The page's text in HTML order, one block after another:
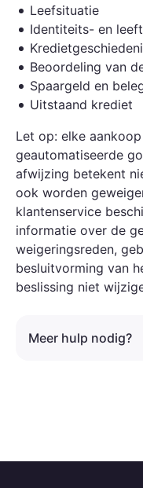
Leefsituatie
Identiteits- en
Beoordeling van
Spaargeld en
Uitstaand krediet
Let op: elke
geautomatiseerde
afwijzing betekent
ook worden
klantenservice
informatie over de
weigeringsreden,
besluitvorming van
beslissing niet
Meer hulp nodig?